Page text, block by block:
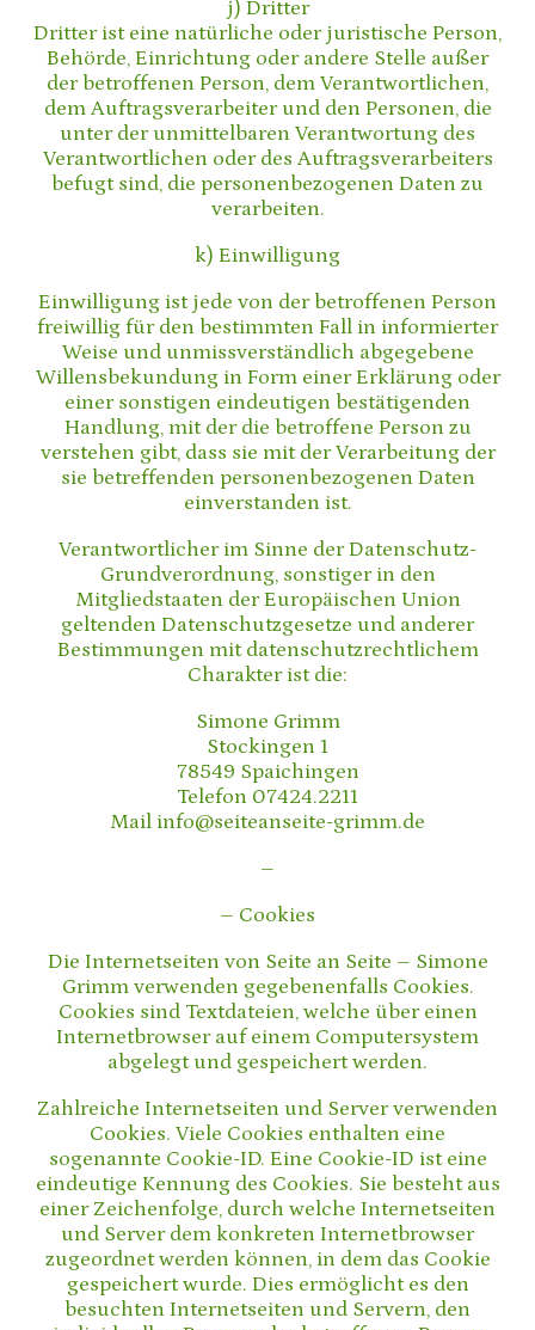
j) Dritter
Dritter ist eine natürliche oder juristische Person,
Behörde, Einrichtung oder andere Stelle außer
der betroffenen Person, dem Verantwortlichen,
dem Auftragsverarbeiter und den Personen, die
unter der unmittelbaren Verantwortung des
Verantwortlichen oder des Auftragsverarbeiters
befugt sind, die personenbezogenen Daten zu
verarbeiten.
k) Einwilligung
Einwilligung ist jede von der betroffenen Person
freiwillig für den bestimmten Fall in informierter
Weise und unmissverständlich abgegebene
Willensbekundung in Form einer Erklärung oder
einer sonstigen eindeutigen bestätigenden
Handlung, mit der die betroffene Person zu
verstehen gibt, dass sie mit der Verarbeitung der
sie betreffenden personenbezogenen Daten
einverstanden ist.
Verantwortlicher im Sinne der Datenschutz-
Grundverordnung, sonstiger in den
Mitgliedstaaten der Europäischen Union
geltenden Datenschutzgesetze und anderer
Bestimmungen mit datenschutzrechtlichem
Charakter ist die:
Simone Grimm
Stockingen 1
78549 Spaichingen
Telefon 07424.2211
Mail info@seiteanseite-grimm.de
–
– Cookies
Die Internetseiten von Seite an Seite – Simone
Grimm verwenden gegebenenfalls Cookies.
Cookies sind Textdateien, welche über einen
Internetbrowser auf einem Computersystem
abgelegt und gespeichert werden.
Zahlreiche Internetseiten und Server verwenden
Cookies. Viele Cookies enthalten eine
sogenannte Cookie-ID. Eine Cookie-ID ist eine
eindeutige Kennung des Cookies. Sie besteht aus
einer Zeichenfolge, durch welche Internetseiten
und Server dem konkreten Internetbrowser
zugeordnet werden können, in dem das Cookie
gespeichert wurde. Dies ermöglicht es den
besuchten Internetseiten und Servern, den